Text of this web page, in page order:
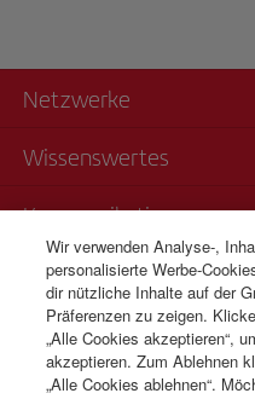
Netzwerke
Wissenswertes
Kommunikation
Transparenz
Telefonverkauf
+41 0 43 210
Wir verwenden Analyse-,
personalisierte Werbe-
dir nützliche Inhalte auf der
Präferenzen zu zeigen.
„Alle Cookies akzeptieren“,
akzeptieren. Zum Ablehnen
„Alle Cookies ablehnen“.